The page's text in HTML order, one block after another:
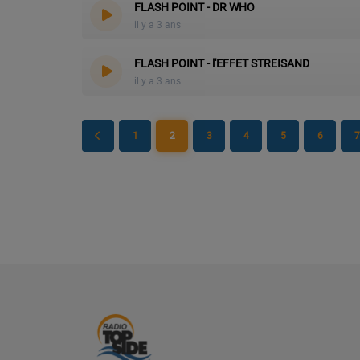
LEURS ACTUS
FLASH POINT - DR WHO
il y a 3 ans
FLASH POINT - l'EFFET STREISAND
il y a 3 ans
1 2 3 4 5 6 7